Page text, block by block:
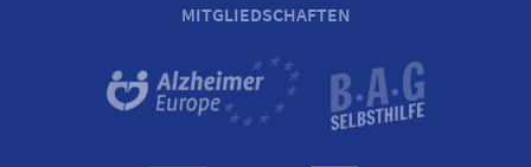
MITGLIEDSCHAFTEN